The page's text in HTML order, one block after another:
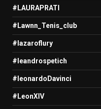
#LAURAPRATI
#Lawnn_Tenis_club
#lazaroflury
#leandrospetich
#leonardoDavinci
#LeonXIV